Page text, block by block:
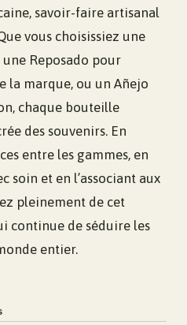
savoir-faire artisanal
vous choisissiez une
Reposado pour
la marque, ou un Añejo
chaque bouteille
des souvenirs. En
entre les gammes, en
soin et en l’associant aux
pleinement de cet
continue de séduire les
entier.